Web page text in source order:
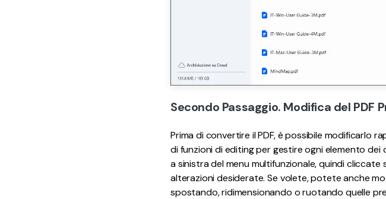
Secondo Passaggio. Modifica del
Prima di convertire il PDF, è possibile modificarlo
di funzioni di editing per gestire ogni elemento
a sinistra del menu multifunzionale, quindi
alterazioni desiderate. Se volete, potete anche
spostando, ridimensionando o ruotando quelle